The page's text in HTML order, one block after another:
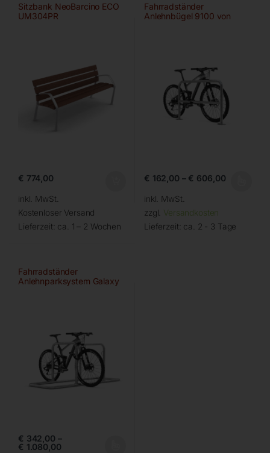
Sitzbank NeoBarcino ECO
UM304PR
€ 774,00
inkl. MwSt.
Kostenloser Versand
Lieferzeit: ca. 1 – 2 Wochen
Fahrradständer
Anlehnbügel 9100 von
€ 162,00 – € 606,00
inkl. MwSt.
zzgl. Versandkosten
Lieferzeit: ca. 2 - 3 Tage
Fahrradständer
Anlehnparksystem Galaxy
€ 342,00 –
€ 1.080,00